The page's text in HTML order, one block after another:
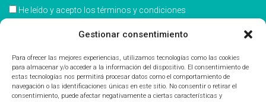
Gestionar consentimiento
Para ofrecer las mejores experiencias, utilizamos tecnologías como las cookies
para almacenar y/o acceder a la información del dispositivo. El consentimiento de
estas tecnologías nos permitirá procesar datos como el comportamiento de
navegación o las identificaciones únicas en este sitio. No consentir o retirar el
consentimiento, puede afectar negativamente a ciertas características y
He leído y acepto los términos y condiciones
Acepto recibir información comercial